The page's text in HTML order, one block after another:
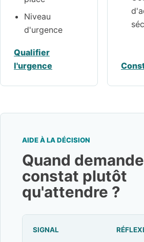
Niveau
d'urgence
Qualifier
l'urgence
AIDE À LA DÉCISION
Quand
constat plutôt
qu'attendre ?
SIGNAL